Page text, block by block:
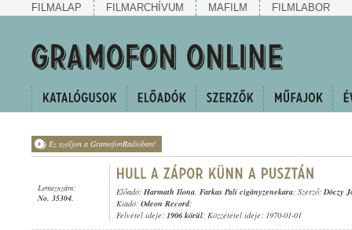
FILMALAP FILMARCHÍVUM MAFILM FILMLABOR
Ez szóljon a GramofonRádióban!
Lemezszám:
No. 35304.
Előadó: Harmath Ilona, Farkas Pali cigányzenekara; Szerző:Dóczy
Kiadó: Odeon Record;
Felvétel ideje: 1906 körül; Közzététel ideje: 1970-01-01